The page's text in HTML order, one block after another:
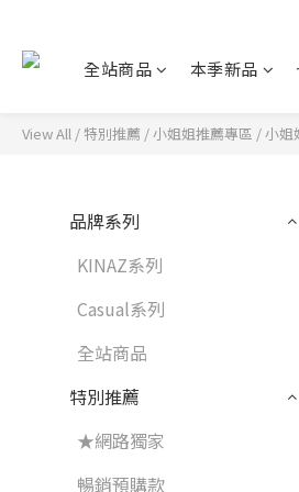
全站商品 本季新品
View All /特別推薦 /小姐姐推薦專區 /小姐
品牌系列
KINAZ系列
Casual系列
全站商品
特別推薦
★網路獨家
暢銷預購款